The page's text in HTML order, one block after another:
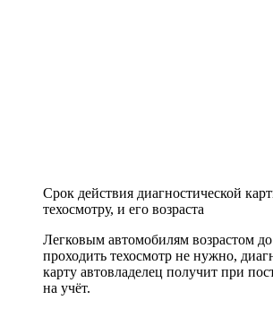
Срок действия диагностической
техосмотру, и его возраста
Легковым автомобилям возрастом до
проходить техосмотр не нужно,
карту автовладелец получит при
на учёт.